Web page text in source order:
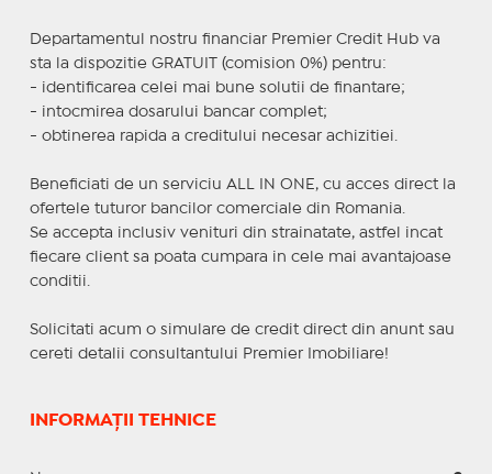
Departamentul nostru financiar Premier Credit Hub va
sta la dispozitie GRATUIT (comision 0%) pentru:
- identificarea celei mai bune solutii de finantare;
- intocmirea dosarului bancar complet;
- obtinerea rapida a creditului necesar achizitiei.
Beneficiati de un serviciu ALL IN ONE, cu acces direct la
ofertele tuturor bancilor comerciale din Romania.
Se accepta inclusiv venituri din strainatate, astfel incat
fiecare client sa poata cumpara in cele mai avantajoase
conditii.
Solicitati acum o simulare de credit direct din anunt sau
cereti detalii consultantului Premier Imobiliare!
INFORMAȚII TEHNICE